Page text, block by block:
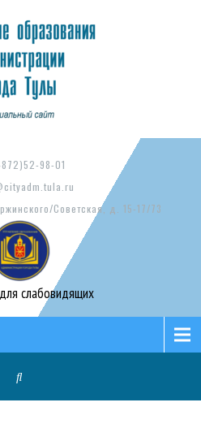
98-01
Советская, д. 15-17/73
слабовидящих